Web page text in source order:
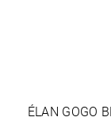
ÉLAN GOGO